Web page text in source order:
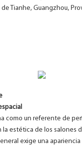
Tianhe, Guangzhou,
como un referente de
la estética de los salones
exige una